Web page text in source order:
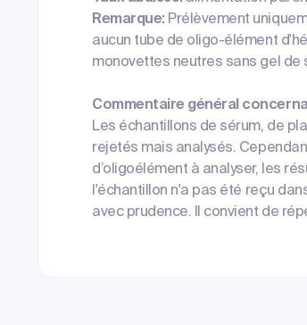
Remarque:Prélèvement
aucun tube de oligo-élément
monovettes neutres sans gel de
Commentaire général
Les échantillons de sérum, de
rejetés mais analysés.
d’oligoélément à analyser, les
l'échantillon n'a pas été reçu
avec prudence. Il convient de